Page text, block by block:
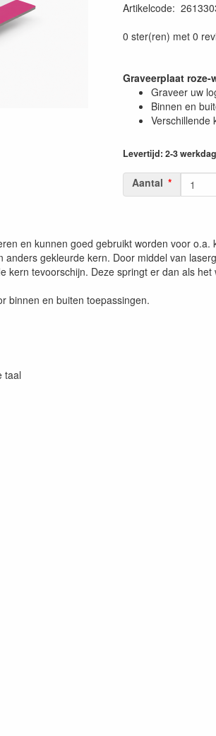
Artikelcode:
0 ster(ren) met 0
Graveerplaat roze-
Graveer uw
Binnen en
Verschillende
Levertijd: 2-3
Aantal
en kunnen goed gebruikt worden voor
gekleurde kern. Door middel van
kern tevoorschijn. Deze springt er dan als
binnen en buiten toepassingen.
taal